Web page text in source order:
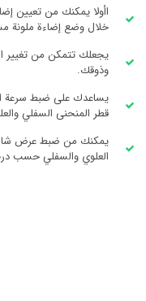
اأولا يمكنك من تعيين
خلال وضع إضاءة ملونة
يجعلك تتمكن من تغيير
وذوقك.
يساعدك على ضبط سرعة
قطر المنحنى السفلي
يمكنك من ضبط عرض
العلوي والسفلي حسب